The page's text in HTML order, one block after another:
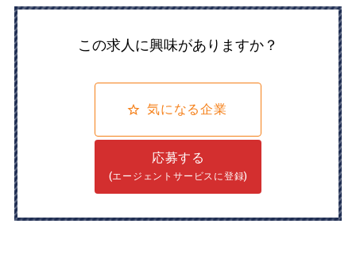
この求人に興味がありますか？
気になる企業
応募する
(エージェントサービスに登録)